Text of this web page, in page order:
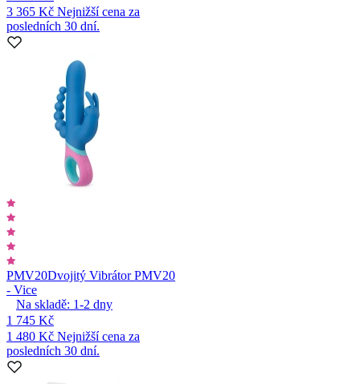
3 365 Kč Nejnižší cena za
posledních 30 dní.
PMV20Dvojitý Vibrátor PMV20
- Vice
Na skladě: 1-2 dny
1 745 Kč
1 480 Kč Nejnižší cena za
posledních 30 dní.